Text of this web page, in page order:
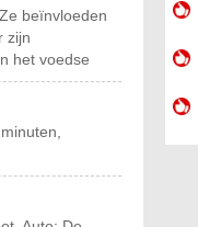
beïnvloeden
zijn
het voedse